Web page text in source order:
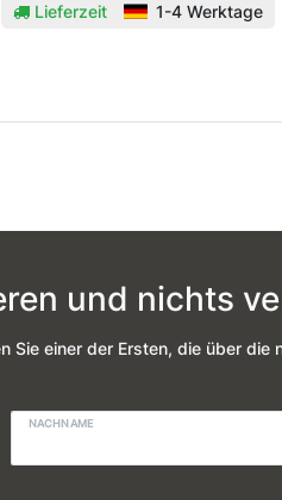
Lieferzeit 1-4 Werktage
und nichts
Sie einer der Ersten, die über
NACHNAME